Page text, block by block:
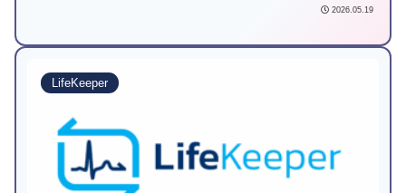
スが切り替えに与える影響、IOPSの正しい計測手
開。安全なデータ保護と安定稼働の両立を目指すエン
ジニア必読の内容です。
2026.05.19
LifeKeeper